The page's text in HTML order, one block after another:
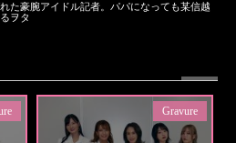
た豪腕アイドル記者。パパになっても某信越
ヲタ
Gravure